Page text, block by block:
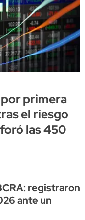
primera
el riesgo
las 450
registraron
ante un